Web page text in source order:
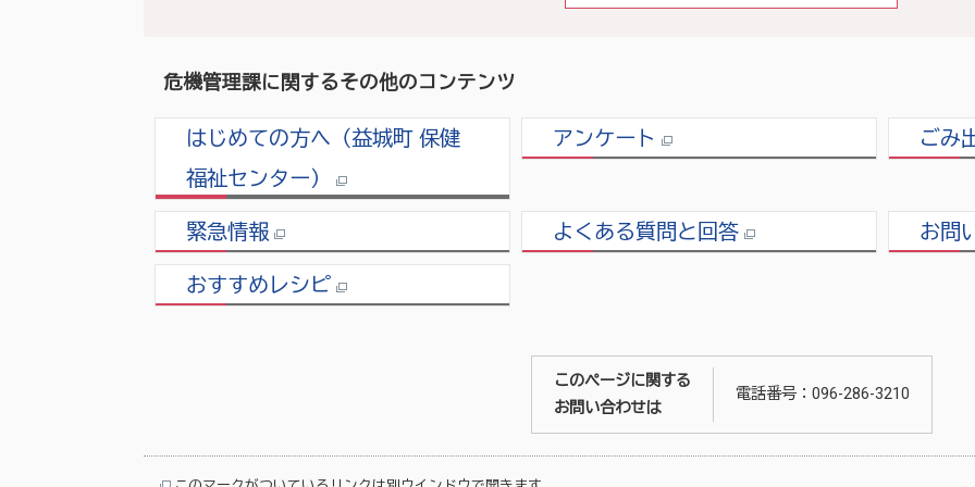
危機管理課に関するその他のコンテンツ
はじめての方へ（益城町 保健
福祉センター）
アンケート ごみ
緊急情報 よくある質問と回答 お問
おすすめレシピ
このページに関する
お問い合わせは
電話番号：096-286-3210